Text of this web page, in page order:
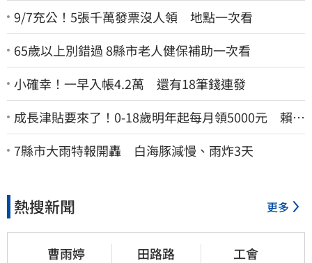
9/7充公！5張千萬發票沒人領 地點一次看
65歲以上別錯過 8縣市老人健保補助一次看
小確幸！一早入帳4.2萬 還有18筆錢連發
成長津貼要來了！0-18歲明年起每月領5000元 賴清
德：此時不生更待何時
7縣市大雨特報開轟 白海豚減慢、雨炸3天
熱搜新聞 更多
曹雨婷 田路路 工會